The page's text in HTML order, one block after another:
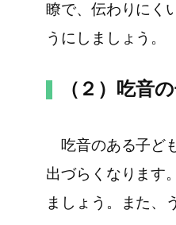
瞭で、伝わりにく
うにしましょう。
（２）吃音
吃音のある子ど
出づらくなります
ましょう。また、